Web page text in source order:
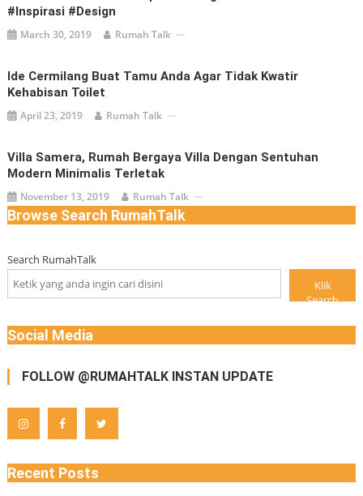
#inspirasi #design
March 30, 2019 Rumah Talk
Ide Cermilang Buat Tamu Anda Agar Tidak Kwatir
Kehabisan Toilet
April 23, 2019 Rumah Talk
Villa Samera, Rumah Bergaya Villa Dengan Sentuhan
Modern Minimalis Terletak
November 13, 2019 Rumah Talk
Browse Search RumahTalk
Search RumahTalk
Klik
Search
Social Media
FOLLOW @RUMAHTALK INSTAN UPDATE
Recent Posts